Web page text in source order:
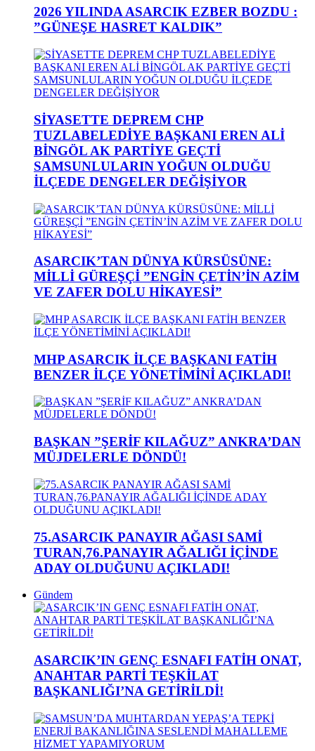
2026 YILINDA ASARCIK EZBER BOZDU :
”GÜNEŞE HASRET KALDIK”
SİYASETTE DEPREM CHP
TUZLABELEDİYE BAŞKANI EREN ALİ
BİNGÖL AK PARTİYE GEÇTİ
SAMSUNLULARIN YOĞUN OLDUĞU
İLÇEDE DENGELER DEĞİŞİYOR
ASARCIK’TAN DÜNYA KÜRSÜSÜNE:
MİLLİ GÜREŞÇİ ”ENGİN ÇETİN’İN AZİM
VE ZAFER DOLU HİKAYESİ”
MHP ASARCIK İLÇE BAŞKANI FATİH
BENZER İLÇE YÖNETİMİNİ AÇIKLADI!
BAŞKAN ”ŞERİF KILAĞUZ” ANKRA’DAN
MÜJDELERLE DÖNDÜ!
75.ASARCIK PANAYIR AĞASI SAMİ
TURAN,76.PANAYIR AĞALIĞI İÇİNDE
ADAY OLDUĞUNU AÇIKLADI!
Gündem
ASARCIK’IN GENÇ ESNAFI FATİH ONAT,
ANAHTAR PARTİ TEŞKİLAT
BAŞKANLIĞI’NA GETİRİLDİ!